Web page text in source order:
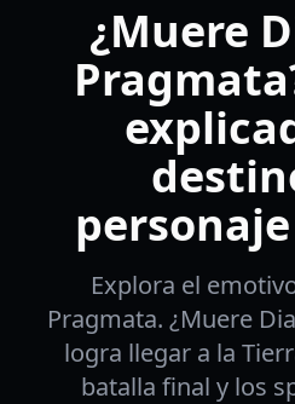
¿Muere
Explora el
Pragmata. ¿Muere
logra llegar a la
batalla final y los